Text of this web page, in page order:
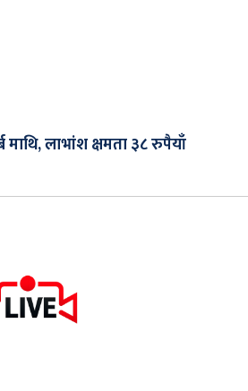
माथि, लाभांश क्षमता ३८ रुपैयाँ